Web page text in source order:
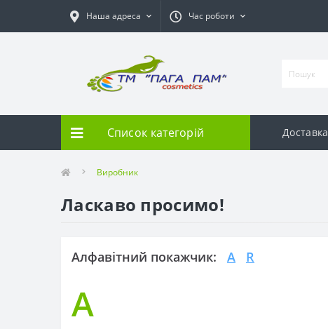
Наша адреса Час роботи
Список категорій Доставка
Виробник
Ласкаво просимо!
Алфавітний покажчик: A R
A